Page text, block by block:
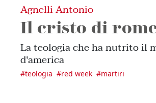
Agnelli Antonio
Il cristo di
La teologia che ha nutrito il
d'america
#teologia #red week #martiri